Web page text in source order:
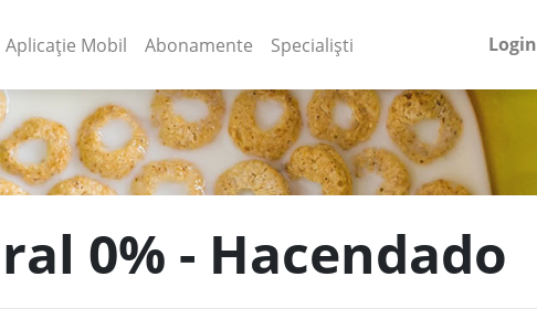
(current)
Aplicație Mobil (current)
Abonamente Specialiști Login
0% - Hacendado